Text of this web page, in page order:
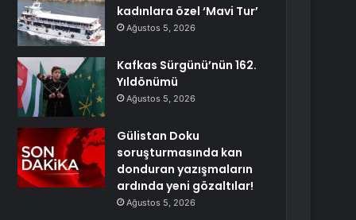
kadınlara özel ‘Mavi Tur’
Ağustos 5, 2026
Kafkas Sürgünü’nün 162.
Yıldönümü
Ağustos 5, 2026
Gülistan Doku
soruşturmasında kan
donduran yazışmaların
ardında yeni gözaltılar!
Ağustos 5, 2026